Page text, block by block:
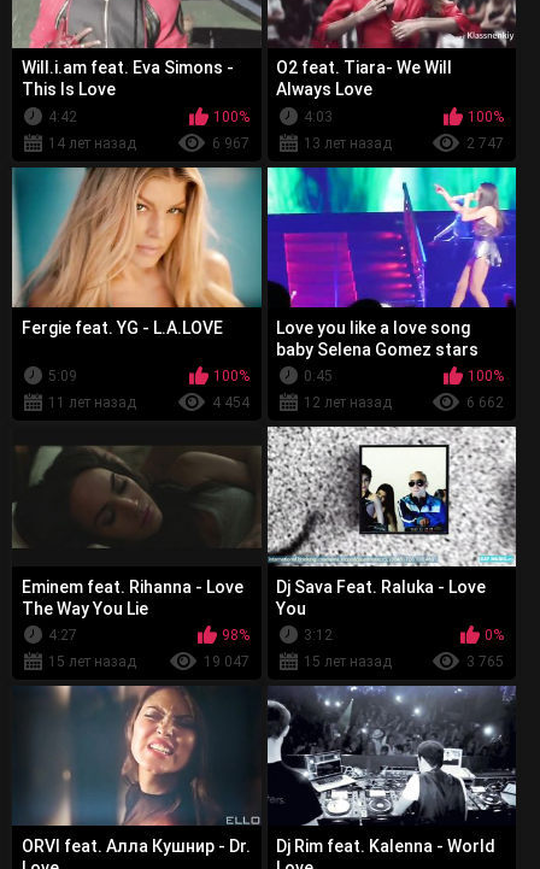
Will.i.am feat. Eva Simons -
This Is Love
4:42
100%
14 лет назад
6 967
O2 feat. Tiara- We Will
Always Love
4:03
100%
13 лет назад
2 747
Fergie feat. YG - L.A.LOVE
5:09
100%
11 лет назад
4 454
Love you like a love song
baby Selena Gomez stars
dance tour vancouver 2013
0:45
100%
12 лет назад
6 662
Eminem feat. Rihanna - Love
The Way You Lie
4:27
98%
15 лет назад
19 047
Dj Sava Feat. Raluka - Love
You
3:12
0%
15 лет назад
3 765
ORVI feat. Алла Кушнир - Dr.
Dj Rim feat. Kalenna - World